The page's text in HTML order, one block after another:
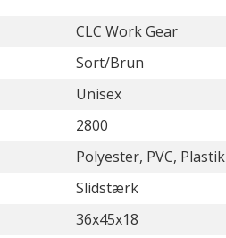
CLC Work Gear
Sort/Brun
Unisex
2800
Polyester, PVC, Plastik
Slidstærk
36x45x18